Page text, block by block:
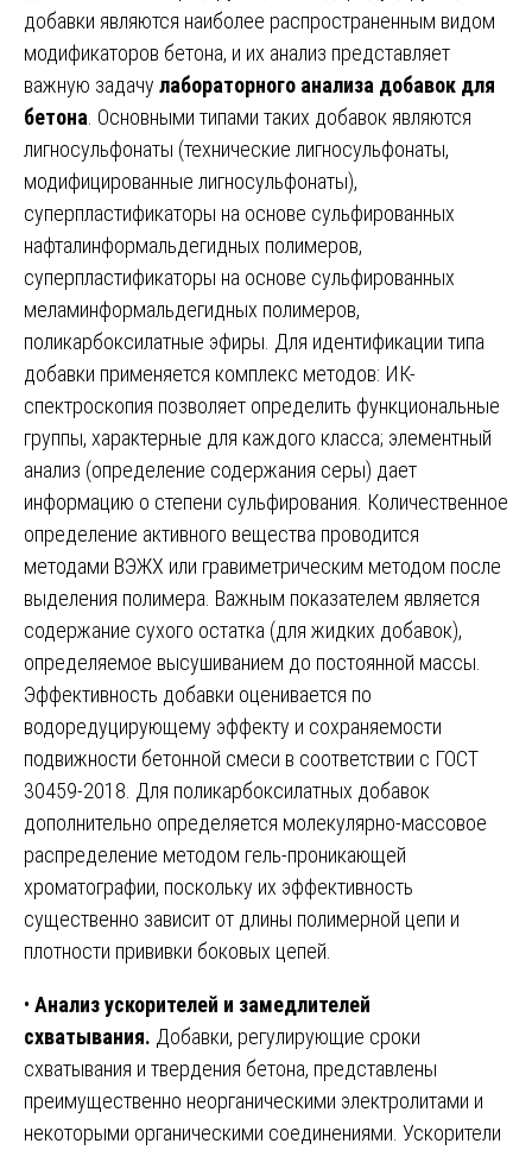
добавки являются наиболее распространенным видом
модификаторов бетона, и их анализ представляет
важную задачу лабораторного анализа добавок для
бетона . Основными типами таких добавок являются
лигносульфонаты (технические лигносульфонаты,
модифицированные лигносульфонаты),
суперпластификаторы на основе сульфированных
нафталинформальдегидных полимеров,
суперпластификаторы на основе сульфированных
меламинформальдегидных полимеров,
поликарбоксилатные эфиры. Для идентификации типа
добавки применяется комплекс методов: ИК-
спектроскопия позволяет определить функциональные
группы, характерные для каждого класса; элементный
анализ (определение содержания серы) дает
информацию о степени сульфирования. Количественное
определение активного вещества проводится
методами ВЭЖХ или гравиметрическим методом после
выделения полимера. Важным показателем является
содержание сухого остатка (для жидких добавок),
определяемое высушиванием до постоянной массы.
Эффективность добавки оценивается по
водоредуцирующему эффекту и сохраняемости
подвижности бетонной смеси в соответствии с ГОСТ
30459-2018. Для поликарбоксилатных добавок
дополнительно определяется молекулярно-массовое
распределение методом гель-проникающей
хроматографии, поскольку их эффективность
существенно зависит от длины полимерной цепи и
плотности прививки боковых цепей.
• Анализ ускорителей и замедлителей
схватывания. Добавки, регулирующие сроки
схватывания и твердения бетона, представлены
преимущественно неорганическими электролитами и
некоторыми органическими соединениями. Ускорители